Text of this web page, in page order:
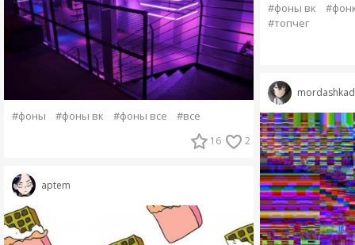
#фоны #фоны вк #фоны все #все
16 2
aptem
#фоны вк
#топчег